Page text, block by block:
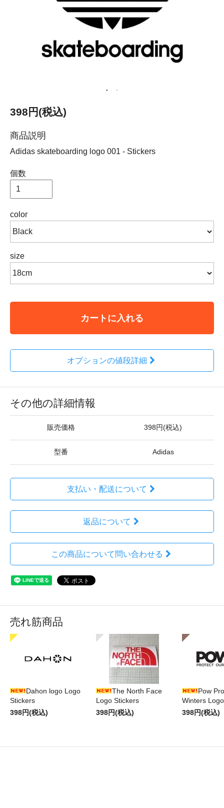
398円(税込)
商品説明
Adidas skateboarding logo 001 - Stickers
個数
color
size
カートに入れる
オプションの値段詳細
その他の詳細情報
販売価格 398円(税込)
型番 Adidas
支払い・配送について
返品について
この商品について問い合わせる
売れ筋商品
Dahon logo Logo
Stickers
398円(税込)
The North Face
Logo Stickers
398円(税込)
Pow
Winters
398円(税込)